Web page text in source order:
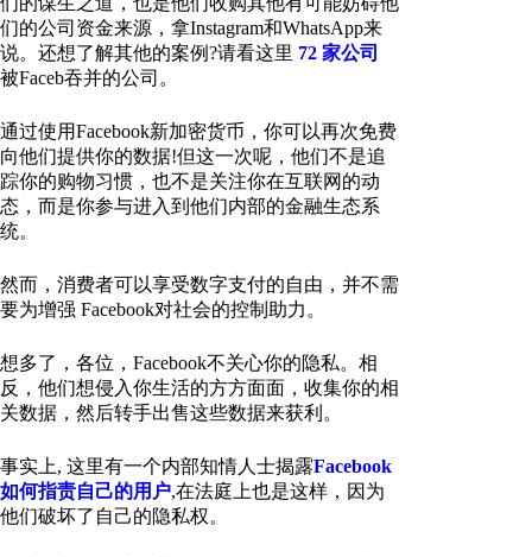
们的公司资金来源，拿Instagram和WhatsApp来
说。还想了解其他的案例?请看这里 72 家公司
被Faceb吞并的公司。
通过使用Facebook新加密货币，你可以再次免费
向他们提供你的数据!但这一次呢，他们不是追
踪你的购物习惯，也不是关注你在互联网的动
态，而是你参与进入到他们内部的金融生态系
统。
然而，消费者可以享受数字支付的自由，并不需
要为增强 Facebook对社会的控制助力。
想多了，各位，Facebook不关心你的隐私。相
反，他们想侵入你生活的方方面面，收集你的相
关数据，然后转手出售这些数据来获利。
事实上, 这里有一个内部知情人士揭露Facebook
如何指责自己的用户,在法庭上也是这样，因为
他们破坏了自己的隐私权。